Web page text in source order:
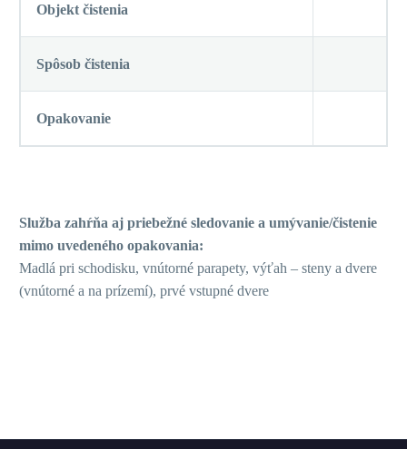
Objekt čistenia
Spôsob čistenia
Opakovanie
Služba zahŕňa aj priebežné sledovanie a umývanie/čistenie
mimo uvedeného opakovania:
Madlá pri schodisku, vnútorné parapety, výťah – steny a dvere
(vnútorné a na prízemí), prvé vstupné dvere